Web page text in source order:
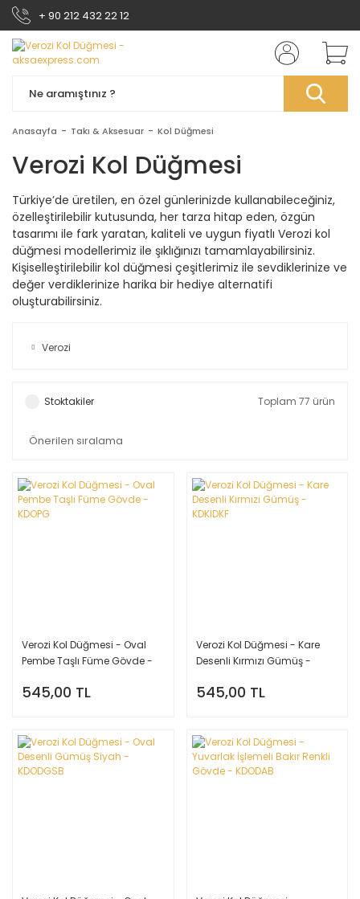
+ 90 212 432 22 12
Anasayfa Takı & Aksesuar Kol Düğmesi
Verozi Kol Düğmesi
Türkiye’de üretilen, en özel günlerinizde kullanabileceğiniz,
özelleştirilebilir kutusunda, her tarza hitap eden, özgün
tasarımı ile fark yaratan, kaliteli ve uygun fiyatlı Verozi kol
düğmesi modellerimiz ile şıklığınızı tamamlayabilirsiniz.
Kişiselleştirilebilir kol düğmesi çeşitlerimiz ile sevdiklerinize ve
değer verdiklerinize harika bir hediye alternatifi
oluşturabilirsiniz.
Verozi
Stoktakiler Toplam 77 ürün
Verozi Kol Düğmesi - Oval
Pembe Taşlı Füme Gövde -
545,00 TL
Verozi Kol Düğmesi - Kare
Desenli Kırmızı Gümüş -
545,00 TL